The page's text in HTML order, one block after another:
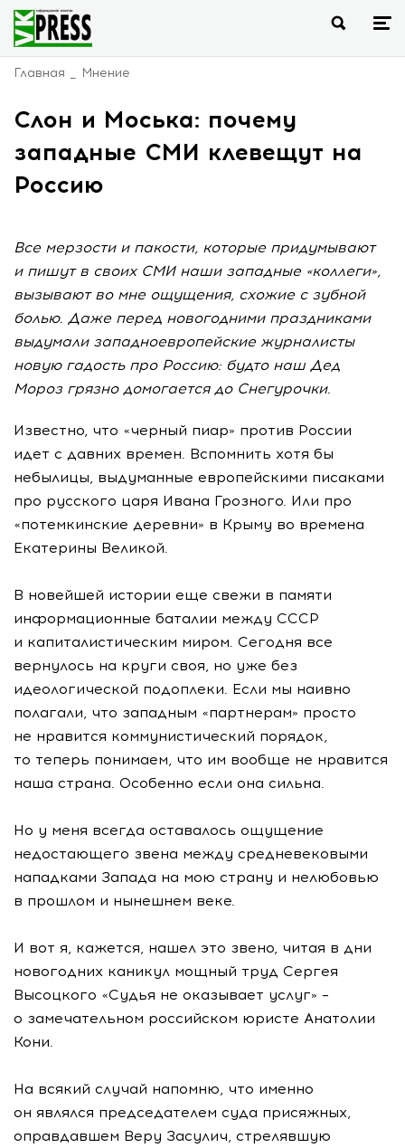
Главная Мнение
Слон и Моська: почему
западные СМИ клевещут на
Россию
Все мерзости и пакости, которые придумывают
и пишут в своих СМИ наши западные «коллеги»,
вызывают во мне ощущения, схожие с зубной
болью. Даже перед новогодними праздниками
выдумали западноевропейские журналисты
новую гадость про Россию: будто наш Дед
Мороз грязно домогается до Снегурочки.
Известно, что «черный пиар» против России
идет с давних времен. Вспомнить хотя бы
небылицы, выдуманные европейскими писаками
про русского царя Ивана Грозного. Или про
«потемкинские деревни» в Крыму во времена
Екатерины Великой.
В новейшей истории еще свежи в памяти
информационные баталии между СССР
и капиталистическим миром. Сегодня все
вернулось на круги своя, но уже без
идеологической подоплеки. Если мы наивно
полагали, что западным «партнерам» просто
не нравится коммунистический порядок,
то теперь понимаем, что им вообще не нравится
наша страна. Особенно если она сильна.
Но у меня всегда оставалось ощущение
недостающего звена между средневековыми
нападками Запада на мою страну и нелюбовью
в прошлом и нынешнем веке.
И вот я, кажется, нашел это звено, читая в дни
новогодних каникул мощный труд Сергея
Высоцкого «Судья не оказывает услуг» –
о замечательном российском юристе Анатолии
Кони.
На всякий случай напомню, что именно
он являлся председателем суда присяжных,
оправдавшем Веру Засулич, стрелявшую